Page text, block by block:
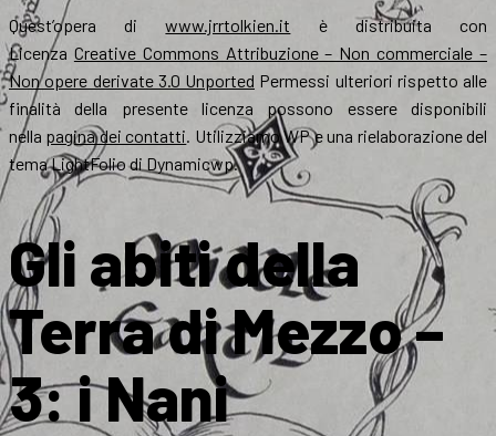
Quest’opera diwww.jrrtolkien.it è distribuita con
Licenza Creative Commons Attribuzione – Non commerciale –
Non opere derivate 3.0 Unported Permessi ulteriori rispetto alle
finalità della presente licenza possono essere disponibili
nella pagina dei contatti. Utilizziamo WP e una rielaborazione del
tema LightFolio di Dynamicwp.
Gli abiti della
Terra di Mezzo –
3: i Nani